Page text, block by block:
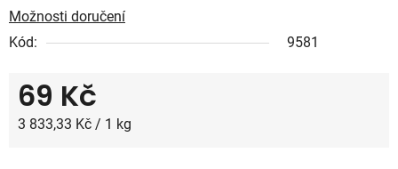
Možnosti doručení
Kód:
9581
69 Kč
Měrná cena:
3 833,33 Kč / 1 kg